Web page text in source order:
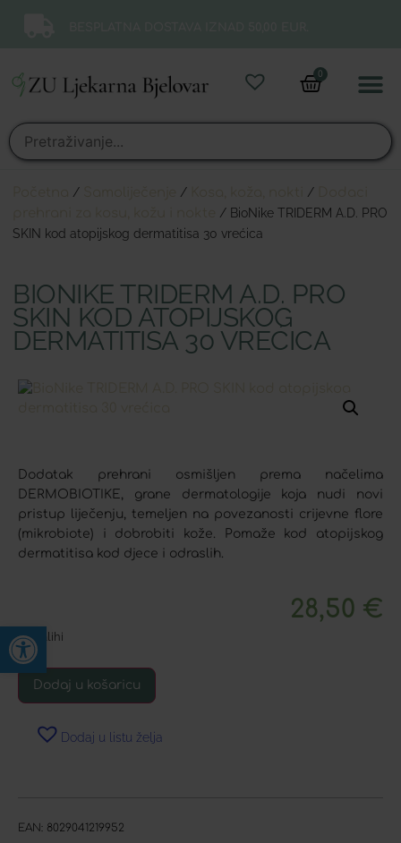
Open toolbar
0
/ / /
/ BioNike TRIDERM A.D. PRO
SKIN kod atopijskog dermatitisa 30 vrećica
BIONIKE TRIDERM A.D. PRO
SKIN KOD ATOPIJSKOG
DERMATITISA 30 VREĆICA
Dodatak prehrani osmišljen prema načelima
DERMOBIOTIKE, grane dermatologije koja nudi novi
pristup liječenju, temeljen na povezanosti crijevne flore
(mikrobiote) i dobrobiti kože. Pomaže kod atopijskog
dermatitisa kod djece i odraslih.
28,50 €
Na zalihi
Dodaj u košaricu
Dodaj u listu želja
EAN: 8029041219952